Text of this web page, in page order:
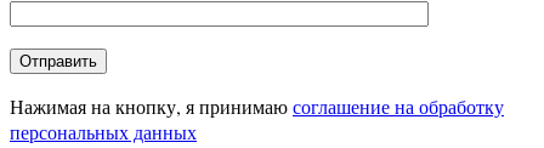
Нажимая на кнопку, я принимаюсоглашение на обработку
персональных данных